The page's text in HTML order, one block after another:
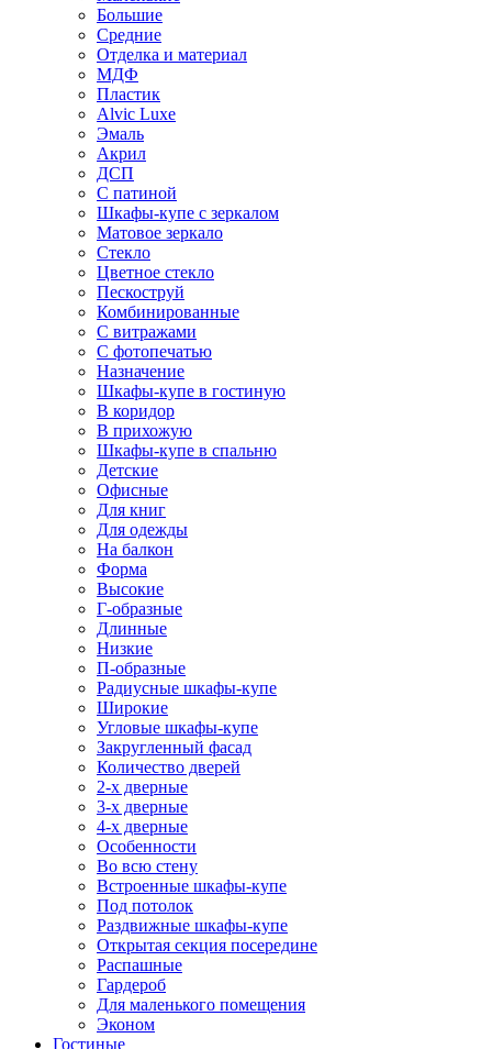
Большие
Средние
Отделка и материал
МДФ
Пластик
Alvic Luxe
Эмаль
Акрил
ДСП
С патиной
Шкафы-купе с зеркалом
Матовое зеркало
Стекло
Цветное стекло
Пескоструй
Комбинированные
С витражами
С фотопечатью
Назначение
Шкафы-купе в гостиную
В коридор
В прихожую
Шкафы-купе в спальню
Детские
Офисные
Для книг
Для одежды
На балкон
Форма
Высокие
Г-образные
Длинные
Низкие
П-образные
Радиусные шкафы-купе
Широкие
Угловые шкафы-купе
Закругленный фасад
Количество дверей
2-х дверные
3-х дверные
4-х дверные
Особенности
Во всю стену
Встроенные шкафы-купе
Под потолок
Раздвижные шкафы-купе
Открытая секция посередине
Распашные
Гардероб
Для маленького помещения
Эконом
Гостиные